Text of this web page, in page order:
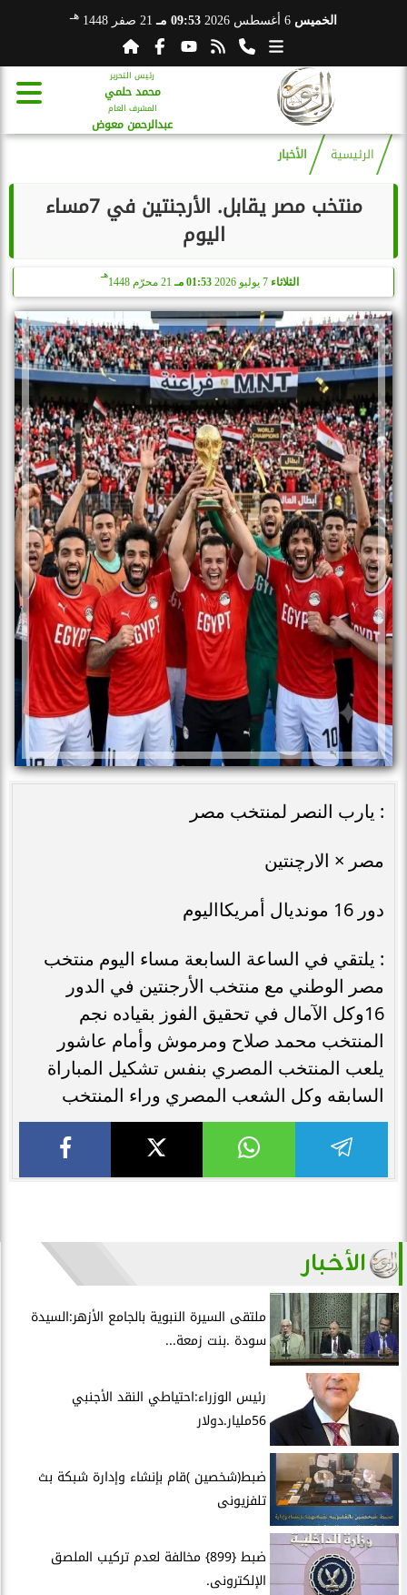
الخميس 09:53 مـ 21 صفر 1448 هـ
رئيس التحرير
محمد حلمي
المشرف العام
عبدالرحمن معوض
الرئيسية الأخبار
منتخب مصر يقابل. الأرجنتين في 7مساء
اليوم
الثلاثاء 01:53 مـ 21 محرّم 1448
هـ
: يارب النصر لمنتخب مصر
مصر × الارچنتين
دور 16 مونديال أمريكااليوم
: يلتقي في الساعة السابعة مساء اليوم منتخب
مصر الوطني مع منتخب الأرجنتين في الدور
16وكل الآمال في تحقيق الفوز بقياده نجم
المنتخب محمد صلاح ومرموش وأمام عاشور
يلعب المنتخب المصري بنفس تشكيل المباراة
السابقه وكل الشعب المصري وراء المنتخب
الأخبار
ملتقى السيرة النبوية بالجامع الأزهر:السيدة
سودة .بنت زمعة...
رئيس الوزراء:احتياطي النقد الأجنبي
56مليار.دولار
ضبط(شخصين )قام بإنشاء وإدارة شبكة بث
تلفزيونى
ضبط {899} مخالفة لعدم تركيب الملصق
الإلكترونى.